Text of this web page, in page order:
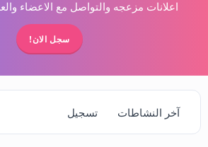
اعلانات مزعجه والتواصل مع الاعضاء
سجل الان!
آخر النشاطات تسجيل